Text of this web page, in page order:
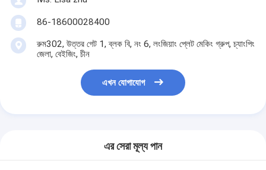
86-18600028400
রুম302, উত্তর গেট 1, ব্লক বি, নং 6, লংজিয়াং প্লেট মেকিং গ্রুপ, চ্যাংপিং
জেলা, বেইজিং, চীন
এখন যোগাযোগ
এর সেরা মূল্য পান